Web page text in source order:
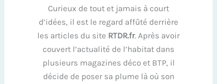
Curieux de tout et jamais à court
d’idées, il est le regard affûté derrière
les articles du site RTDR.fr. Après avoir
couvert l’actualité de l’habitat dans
plusieurs magazines déco et BTP, il
décide de poser sa plume là où son